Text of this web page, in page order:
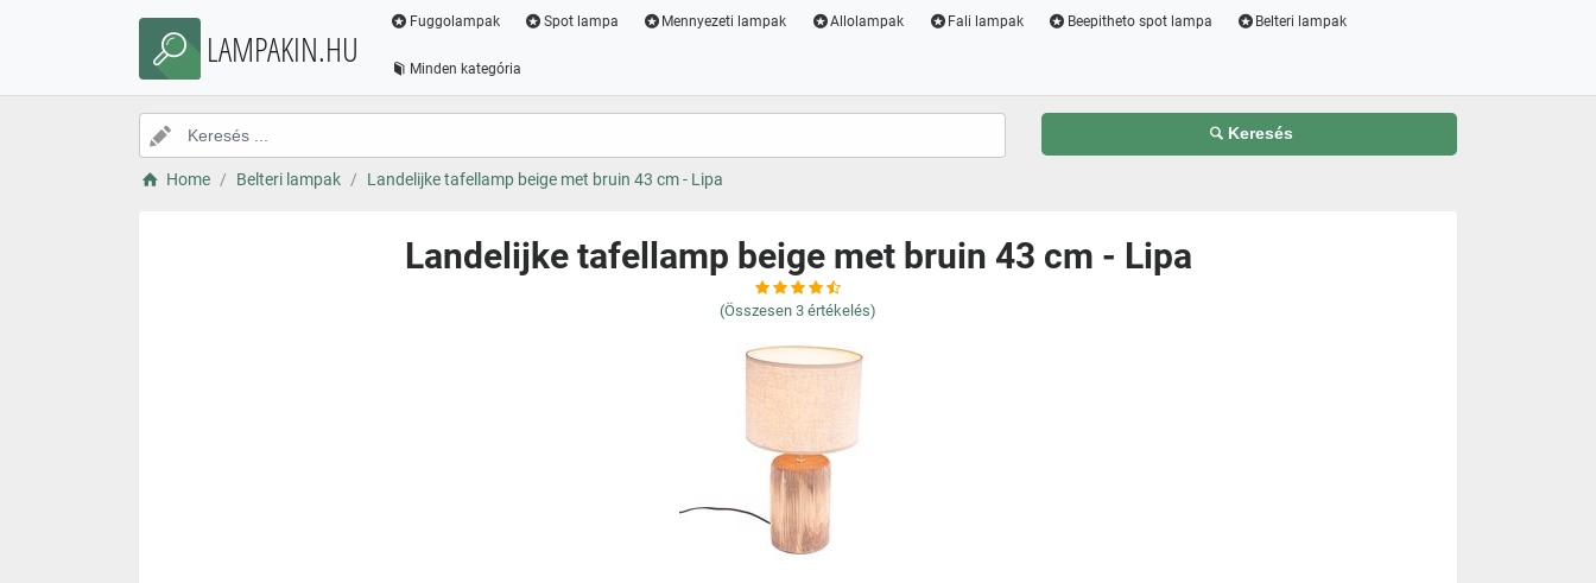
LAMPAKIN.HU
Fuggolampak Spot lampa Mennyezeti lampak Allolampak Fali lampak Beepitheto spot lampa Belteri lampak
Minden kategória
Keresés
Home Belteri lampak Landelijke tafellamp beige met bruin 43 cm - Lipa
Landelijke tafellamp beige met bruin 43 cm - Lipa
(Összesen 3 értékelés)